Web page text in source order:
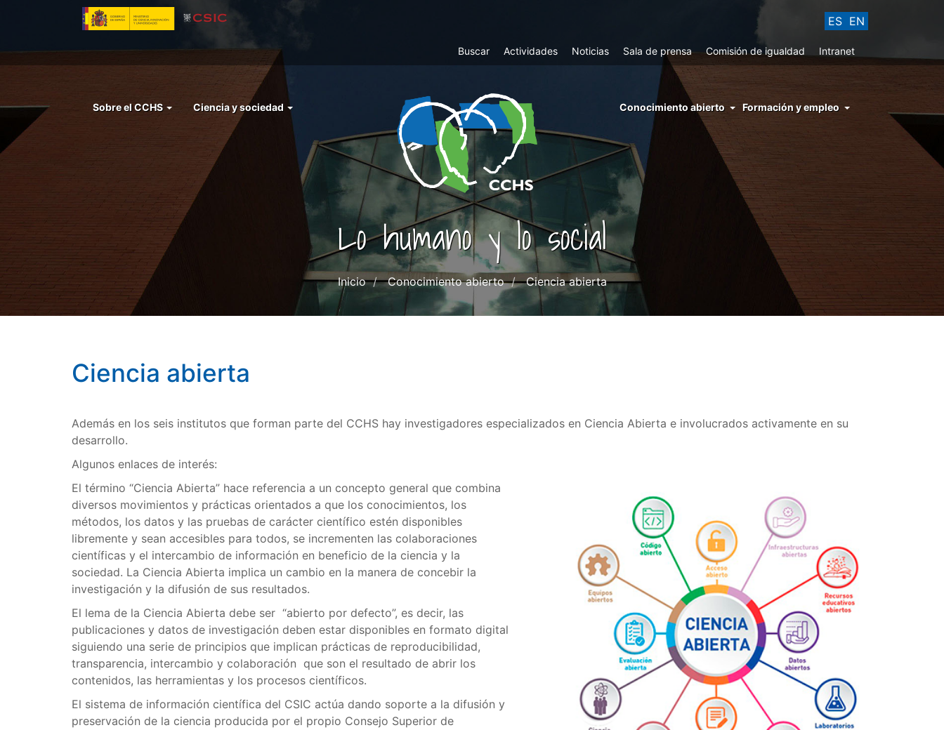
principal
ES EN
Top
Buscar Actividades Noticias Sala de prensa Comisión de igualdad Intranet
Menu
Sobre el CCHS Ciencia y sociedad
menu
conocimiento
abierto
Conocimiento abierto Formación y empleo
Lo humano y lo social
Inicio Conocimiento abierto Ciencia abierta
Ciencia abierta
Además en los seis institutos que forman parte del CCHS hay investigadores especializados en Ciencia Abierta e involucrados activamente en su
desarrollo.
Algunos enlaces de interés:
El término “Ciencia Abierta” hace referencia a un concepto general que combina
diversos movimientos y prácticas orientados a que los conocimientos, los
métodos, los datos y las pruebas de carácter científico estén disponibles
libremente y sean accesibles para todos, se incrementen las colaboraciones
científicas y el intercambio de información en beneficio de la ciencia y la
sociedad. La Ciencia Abierta implica un cambio en la manera de concebir la
investigación y la difusión de sus resultados.
El lema de la Ciencia Abierta debe ser “abierto por defecto”, es decir, las
publicaciones y datos de investigación deben estar disponibles en formato digital
siguiendo una serie de principios que implican prácticas de reproducibilidad,
transparencia, intercambio y colaboración que son el resultado de abrir los
contenidos, las herramientas y los procesos científicos.
El sistema de información científica del CSIC actúa dando soporte a la difusión y
preservación de la ciencia producida por el propio Consejo Superior de